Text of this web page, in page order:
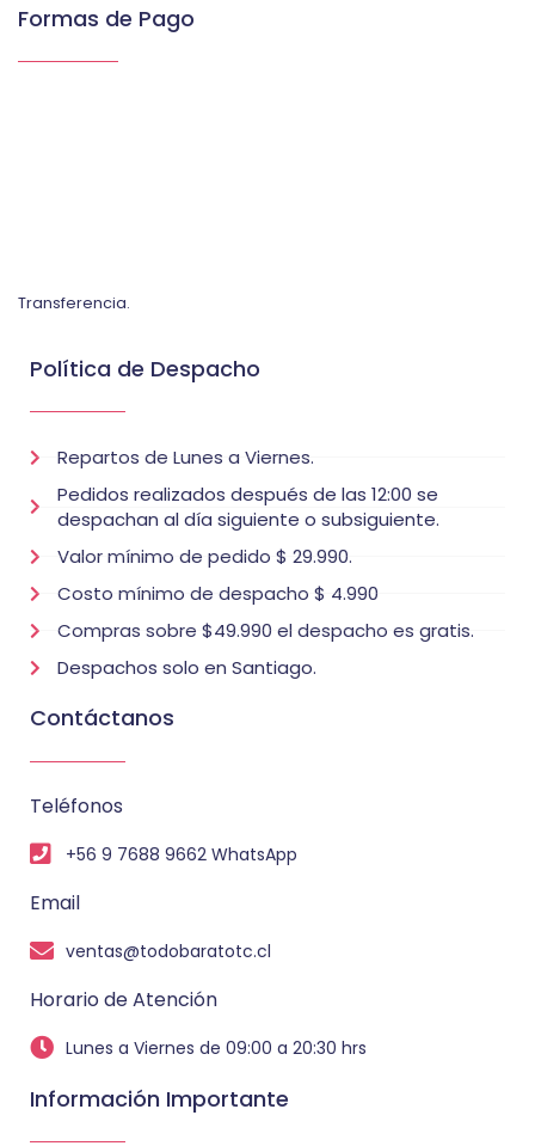
Formas de Pago
Transferencia.
Política de Despacho
Repartos de Lunes a Viernes.
Pedidos realizados después de las 12:00 se
despachan al día siguiente o subsiguiente.
Valor mínimo de pedido $ 29.990.
Costo mínimo de despacho $ 4.990
Compras sobre $49.990 el despacho es gratis.
Despachos solo en Santiago.
Contáctanos
Teléfonos
+56 9 7688 9662 WhatsApp
Email
ventas@todobaratotc.cl
Horario de Atención
Lunes a Viernes de 09:00 a 20:30 hrs
Información Importante